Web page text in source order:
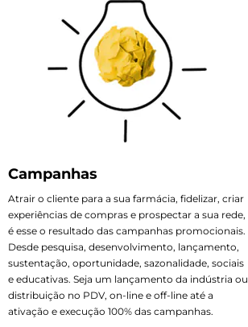
Campanhas
Atrair o cliente para a sua farmácia, fidelizar, criar
experiências de compras e prospectar a sua rede,
é esse o resultado das campanhas promocionais.
Desde pesquisa, desenvolvimento, lançamento,
sustentação, oportunidade, sazonalidade, sociais
e educativas. Seja um lançamento da indústria ou
distribuição no PDV, on-line e off-line até a
ativação e execução 100% das campanhas.